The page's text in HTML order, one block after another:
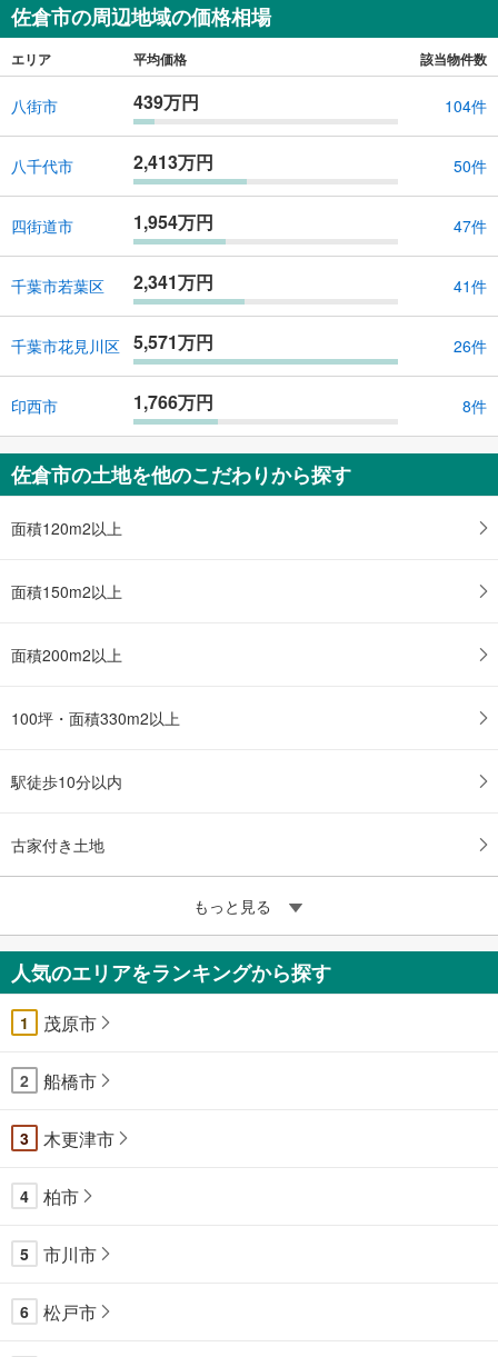
佐倉市の周辺地域の価格相場
エリア 平均価格 該当物件数
八街市 439万円 104件
八千代市 2,413万円 50件
四街道市 1,954万円 47件
千葉市若葉区 2,341万円 41件
千葉市花見川区 5,571万円 26件
印西市 1,766万円 8件
佐倉市の土地を他のこだわりから探す
面積120m2以上
面積150m2以上
面積200m2以上
100坪・面積330m2以上
駅徒歩10分以内
古家付き土地
もっと見る
人気のエリアをランキングから探す
1 茂原市
2 船橋市
3 木更津市
4 柏市
5 市川市
6 松戸市